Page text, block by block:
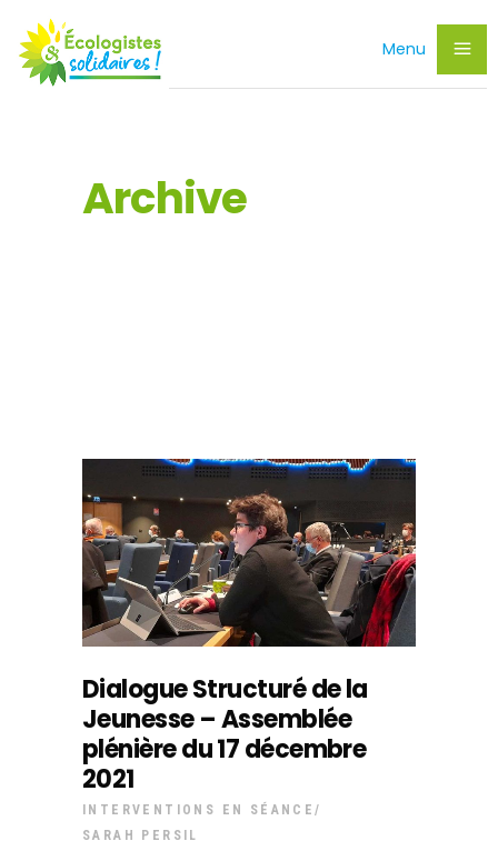
Menu
Archive
Dialogue Structuré de la
Jeunesse – Assemblée
plénière du 17 décembre
2021
INTERVENTIONS EN SÉANCE
SARAH PERSIL